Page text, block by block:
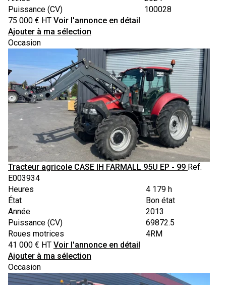
Puissance (CV)
100028
75 000 € HT Voir l'annonce en détail
Ajouter à ma sélection
Occasion
Tracteur agricole CASE IH FARMALL 95U EP - 99 Ref.
E003934
Heures
4 179 h
État
Bon état
Année
2013
Puissance (CV)
69872.5
Roues motrices
4RM
41 000 € HT Voir l'annonce en détail
Ajouter à ma sélection
Occasion